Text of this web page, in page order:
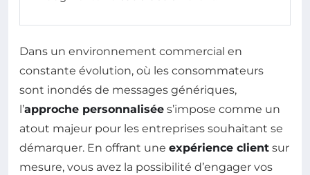
Dans un environnement commercial en
constante évolution, où les consommateurs
sont inondés de messages génériques,
l’approche personnalisée s’impose comme un
atout majeur pour les entreprises souhaitant se
démarquer. En offrant une expérience client sur
mesure, vous avez la possibilité d’engager vos